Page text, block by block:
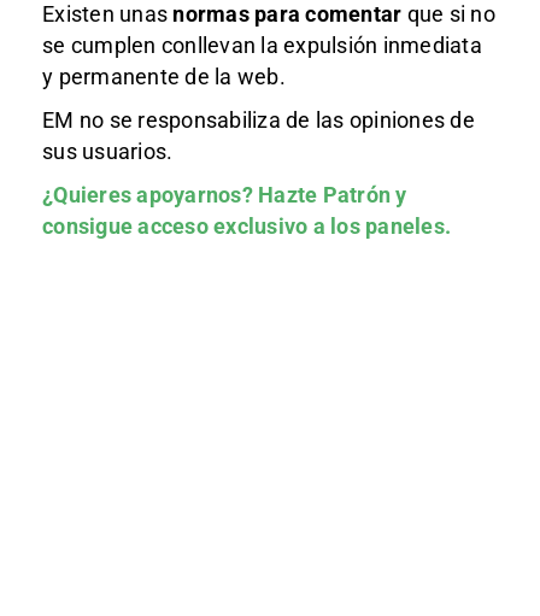
Existen unas normas para comentar que si no
se cumplen conllevan la expulsión inmediata
y permanente de la web.
EM no se responsabiliza de las opiniones de
sus usuarios.
¿Quieres apoyarnos? Hazte Patróny
consigue acceso exclusivo a los paneles.